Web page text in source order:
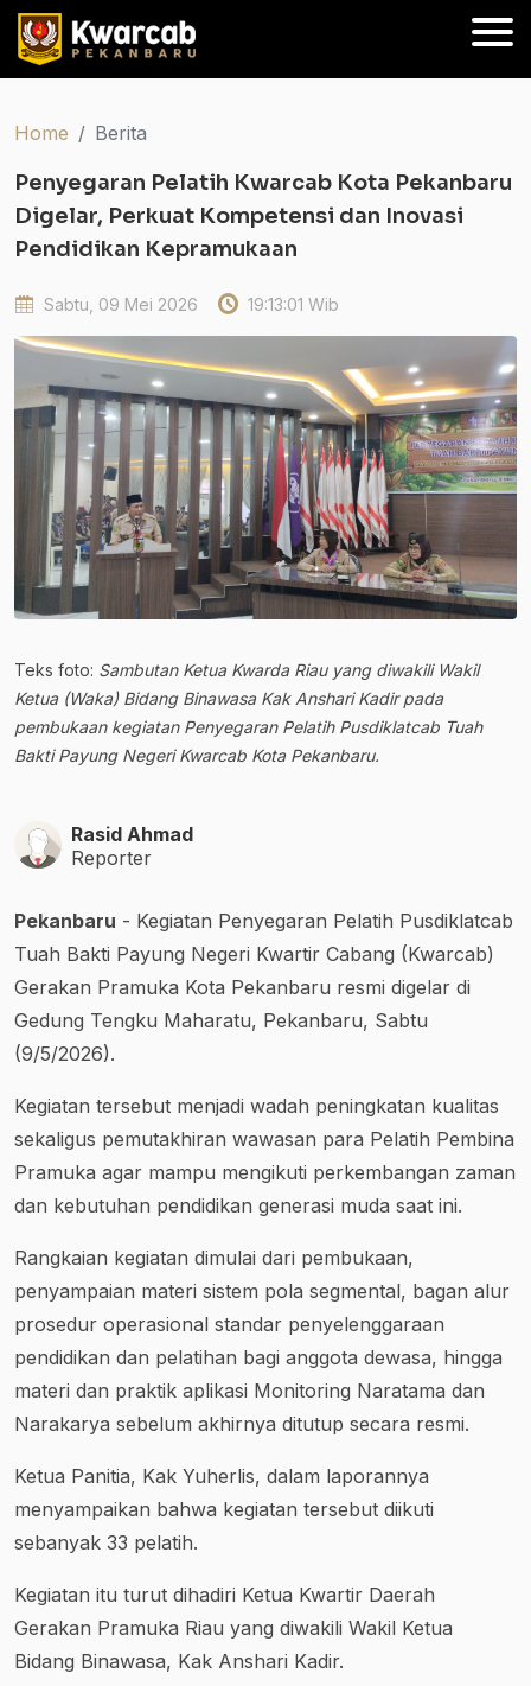
Home Berita
Penyegaran Pelatih Kwarcab Kota Pekanbaru
Digelar, Perkuat Kompetensi dan Inovasi
Pendidikan Kepramukaan
Sabtu, 09 Mei 2026 19:13:01 Wib
Teks foto: Sambutan Ketua Kwarda Riau yang diwakili Wakil
Ketua (Waka) Bidang Binawasa Kak Anshari Kadir pada
pembukaan kegiatan Penyegaran Pelatih Pusdiklatcab Tuah
Bakti Payung Negeri Kwarcab Kota Pekanbaru.
Rasid Ahmad
Reporter
Pekanbaru - Kegiatan Penyegaran Pelatih Pusdiklatcab
Tuah Bakti Payung Negeri Kwartir Cabang (Kwarcab)
Gerakan Pramuka Kota Pekanbaru resmi digelar di
Gedung Tengku Maharatu, Pekanbaru, Sabtu
(9/5/2026).
Kegiatan tersebut menjadi wadah peningkatan kualitas
sekaligus pemutakhiran wawasan para Pelatih Pembina
Pramuka agar mampu mengikuti perkembangan zaman
dan kebutuhan pendidikan generasi muda saat ini.
Rangkaian kegiatan dimulai dari pembukaan,
penyampaian materi sistem pola segmental, bagan alur
prosedur operasional standar penyelenggaraan
pendidikan dan pelatihan bagi anggota dewasa, hingga
materi dan praktik aplikasi Monitoring Naratama dan
Narakarya sebelum akhirnya ditutup secara resmi.
Ketua Panitia, Kak Yuherlis, dalam laporannya
menyampaikan bahwa kegiatan tersebut diikuti
sebanyak 33 pelatih.
Kegiatan itu turut dihadiri Ketua Kwartir Daerah
Gerakan Pramuka Riau yang diwakili Wakil Ketua
Bidang Binawasa, Kak Anshari Kadir.